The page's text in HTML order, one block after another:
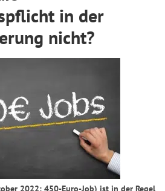
in der
nicht?
2022: 450-Euro-Job) ist in der Regel